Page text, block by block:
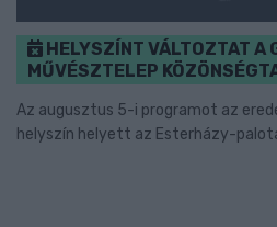
HELYSZÍNT VÁLTOZTAT A
MŰVÉSZTELEP
Az augusztus 5-i programot az
helyszín helyett az Esterházy-